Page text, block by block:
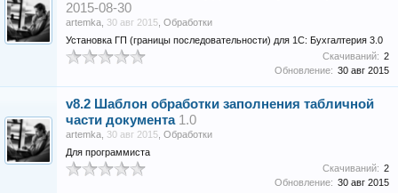
2015-08-30
artemka 30 авг 2015 Обработки
Установка ГП (границы последовательности) для 1С: Бухгалтерия 3.0
Скачиваний: 2
Обновление: 30 авг 2015
v8.2 Шаблон обработки заполнения табличной
части документа 1.0
artemka 30 авг 2015 Обработки
Для программиста
Скачиваний: 2
Обновление: 30 авг 2015